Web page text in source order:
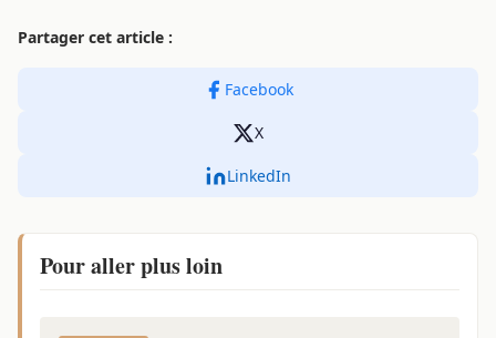
Partager cet article :
Facebook
X
LinkedIn
Pour aller plus loin